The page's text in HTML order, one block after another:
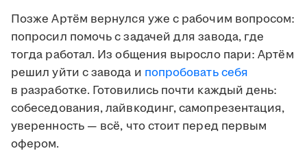
Позже Артём вернулся уже с рабочим вопросом:
попросил помочь с задачей для завода, где
тогда работал. Из общения выросло пари: Артём
решил уйти с завода и попробовать себя
в разработке. Готовились почти каждый день:
собеседования, лайвкодинг, самопрезентация,
уверенность — всё, что стоит перед первым
офером.